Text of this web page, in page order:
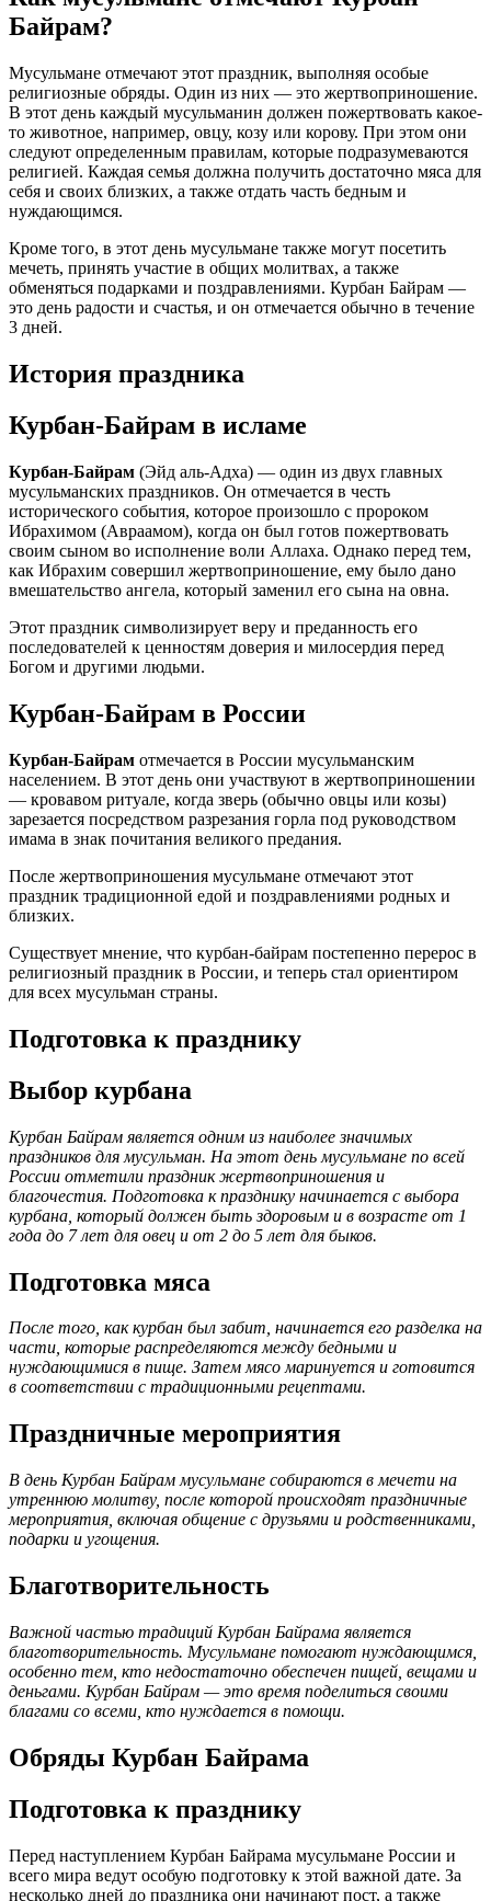
Байрам?
Мусульмане отмечают этот праздник, выполняя особые
религиозные обряды. Один из них — это жертвоприношение.
В этот день каждый мусульманин должен пожертвовать какое-
то животное, например, овцу, козу или корову. При этом они
следуют определенным правилам, которые подразумеваются
религией. Каждая семья должна получить достаточно мяса для
себя и своих близких, а также отдать часть бедным и
нуждающимся.
Кроме того, в этот день мусульмане также могут посетить
мечеть, принять участие в общих молитвах, а также
обменяться подарками и поздравлениями. Курбан Байрам —
это день радости и счастья, и он отмечается обычно в течение
3 дней.
История праздника
Курбан-Байрам в исламе
Курбан-Байрам (Эйд аль-Адха) — один из двух главных
мусульманских праздников. Он отмечается в честь
исторического события, которое произошло с пророком
Ибрахимом (Авраамом), когда он был готов пожертвовать
своим сыном во исполнение воли Аллаха. Однако перед тем,
как Ибрахим совершил жертвоприношение, ему было дано
вмешательство ангела, который заменил его сына на овна.
Этот праздник символизирует веру и преданность его
последователей к ценностям доверия и милосердия перед
Богом и другими людьми.
Курбан-Байрам в России
Курбан-Байрам отмечается в России мусульманским
населением. В этот день они участвуют в жертвоприношении
— кровавом ритуале, когда зверь (обычно овцы или козы)
зарезается посредством разрезания горла под руководством
имама в знак почитания великого предания.
После жертвоприношения мусульмане отмечают этот
праздник традиционной едой и поздравлениями родных и
близких.
Существует мнение, что курбан-байрам постепенно перерос в
религиозный праздник в России, и теперь стал ориентиром
для всех мусульман страны.
Подготовка к празднику
Выбор курбана
Курбан Байрам является одним из наиболее значимых
праздников для мусульман. На этот день мусульмане по всей
России отметили праздник жертвоприношения и
благочестия. Подготовка к празднику начинается с выбора
курбана, который должен быть здоровым и в возрасте от 1
года до 7 лет для овец и от 2 до 5 лет для быков.
Подготовка мяса
После того, как курбан был забит, начинается его разделка на
части, которые распределяются между бедными и
нуждающимися в пище. Затем мясо маринуется и готовится
в соответствии с традиционными рецептами.
Праздничные мероприятия
В день Курбан Байрам мусульмане собираются в мечети на
утреннюю молитву, после которой происходят праздничные
мероприятия, включая общение с друзьями и родственниками,
подарки и угощения.
Благотворительность
Важной частью традиций Курбан Байрама является
благотворительность. Мусульмане помогают нуждающимся,
особенно тем, кто недостаточно обеспечен пищей, вещами и
деньгами. Курбан Байрам — это время поделиться своими
благами со всеми, кто нуждается в помощи.
Обряды Курбан Байрама
Подготовка к празднику
Перед наступлением Курбан Байрама мусульмане России и
всего мира ведут особую подготовку к этой важной дате. За
несколько дней до праздника они начинают пост, а также